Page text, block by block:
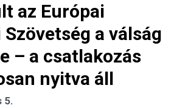
az Európai
a válság
– a csatlakozás
nyitva áll
5.